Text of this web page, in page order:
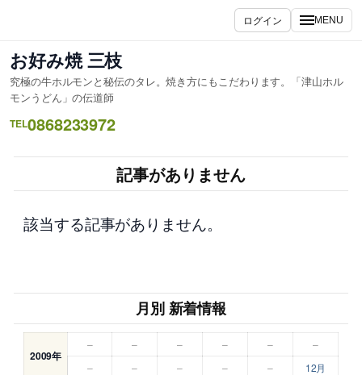
ス
キ
ッ
プ
ログイン MENU
お好み焼 三枝
究極の牛ホルモンと秘伝のタレ。焼き方にもこだわります。「津山ホル
モンうどん」の伝道師
TEL0868233972
記事がありません
該当する記事がありません。
月別 新着情報
2009年
– – – – –
–
–
– – – – 12月